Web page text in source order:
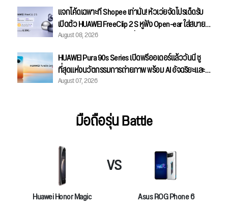
แจกโค้ดเฉพาะที่ Shopee เท่านั้น! หัวเว่ยจัดโปรเด็ดรับ
เปิดตัว HUAWEI FreeClip 2 S หูฟัง Open-ear ใส่สบาย
เหนือระดับ เคาะราคาพิเศษเริ่มเพียง 6,990 บาท พร้อม
August 08, 2026
HUAWEI Pura 90s Series เปิดพรีออเดอร์แล้ววันนี้ ชู
ที่สุดแห่งนวัตกรรมการถ่ายภาพ พร้อม AI อัจฉริยะและ
ความแรงระดับ 5G Advanced
August 07, 2026
มือถือรุ่น Battle
Huawei Honor Magic
VS
Asus ROG Phone 6